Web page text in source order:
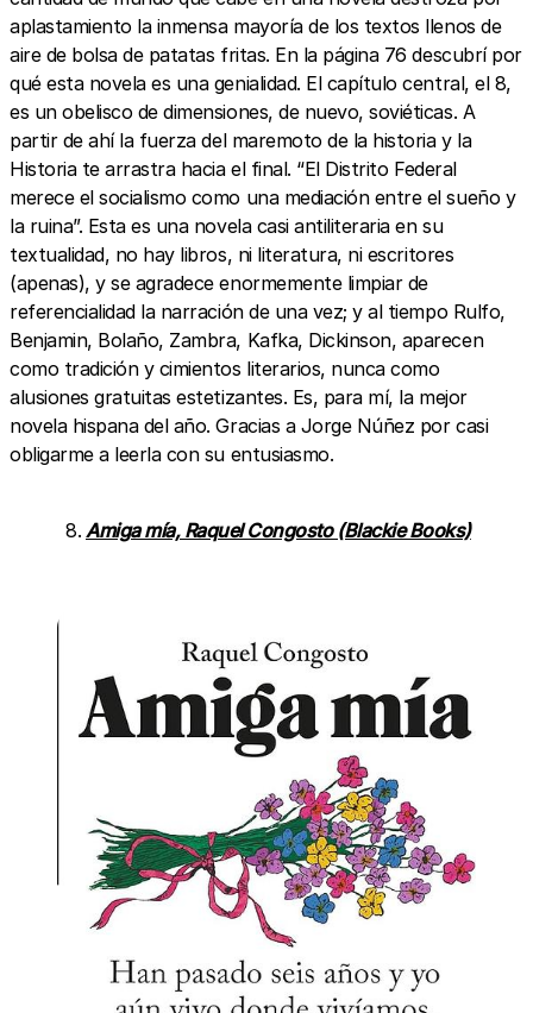
aplastamiento la inmensa mayoría de los textos llenos de
aire de bolsa de patatas fritas. En la página 76 descubrí por
qué esta novela es una genialidad. El capítulo central, el 8,
es un obelisco de dimensiones, de nuevo, soviéticas. A
partir de ahí la fuerza del maremoto de la historia y la
Historia te arrastra hacia el final. “El Distrito Federal
merece el socialismo como una mediación entre el sueño y
la ruina”. Esta es una novela casi antiliteraria en su
textualidad, no hay libros, ni literatura, ni escritores
(apenas), y se agradece enormemente limpiar de
referencialidad la narración de una vez; y al tiempo Rulfo,
Benjamin, Bolaño, Zambra, Kafka, Dickinson, aparecen
como tradición y cimientos literarios, nunca como
alusiones gratuitas estetizantes. Es, para mí, la mejor
novela hispana del año. Gracias a Jorge Núñez por casi
obligarme a leerla con su entusiasmo.
Amiga mía, Raquel Congosto (Blackie Books)